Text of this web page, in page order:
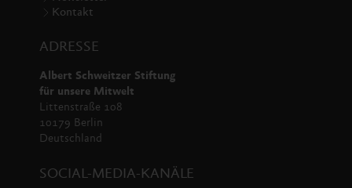
Kontakt
ADRESSE
Albert Schweitzer Stiftung
für unsere Mitwelt
Littenstraße 108
10179 Berlin
Deutschland
SOCIAL-MEDIA-KANÄLE